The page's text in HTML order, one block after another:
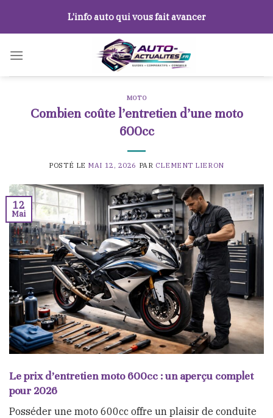
content
L’info auto qui vous fait avancer
MOTO
Combien coûte l’entretien d’une moto
600cc
POSTÉ LE MAI 12, 2026 PAR CLEMENT LIERON
12
Mai
Le prix d’entretien moto 600cc : un aperçu complet
pour 2026
Posséder une moto 600cc offre un plaisir de conduite